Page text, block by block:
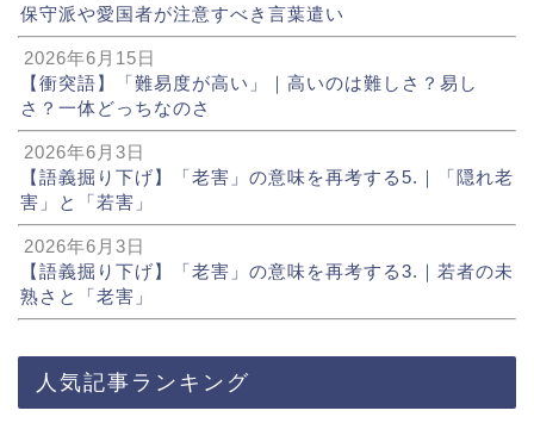
保守派や愛国者が注意すべき言葉遣い
2026年6月15日
【衝突語】「難易度が高い」｜高いのは難しさ？易し
さ？一体どっちなのさ
2026年6月3日
【語義掘り下げ】「老害」の意味を再考する5.｜「隠れ老
害」と「若害」
2026年6月3日
【語義掘り下げ】「老害」の意味を再考する3.｜若者の未
熟さと「老害」
人気記事ランキング